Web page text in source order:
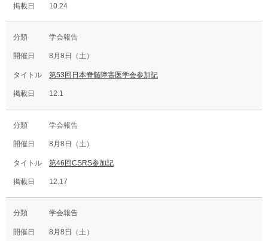
10.24
学会報告
8月8日（土）
第53回日本脊髄障害医学会参加記
12.1
学会報告
8月8日（土）
第46回CSRS参加記
12.17
学会報告
8月8日（土）